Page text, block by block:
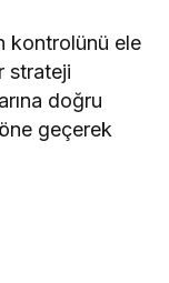
kontrolünü ele
strateji
doğru
geçerek